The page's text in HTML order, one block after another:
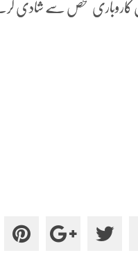
کاروباری شخص سے شادی